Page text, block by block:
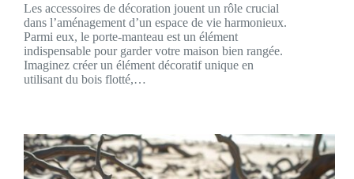
Les accessoires de décoration jouent un rôle crucial
dans l’aménagement d’un espace de vie harmonieux.
Parmi eux, le porte-manteau est un élément
indispensable pour garder votre maison bien rangée.
Imaginez créer un élément décoratif unique en
utilisant du bois flotté,…